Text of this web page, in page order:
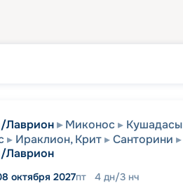
Миконос
Кушадасы
Ираклион, Крит
Санторини
октября 2027пт 4 дн/3 нч